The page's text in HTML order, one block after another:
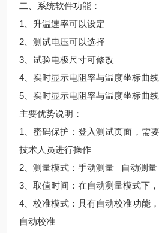
二、系统软件功能：
1、升温速率可以设定
2、测试电压可以选择
3、试验电极尺寸可修改
4、实时显示电阻率与温度坐标曲线
5、实时显示电阻率与温度坐标曲线
主要优势说明：
1、密码保护：登入测试页面，需
技术人员进行操作
2、测量模式：手动测量 自动测量
3、取值时间：在自动测量模式下
4、校准模式：具有自动校准功能
自动校准